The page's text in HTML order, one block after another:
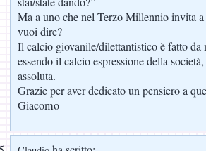
Ma a uno che nel Terzo Millennio invita a
vuoi dire?
Il calcio giovanile/dilettantistico è fatto da
essendo il calcio espressione della
assoluta.
Grazie per aver dedicato un pensiero a
Giacomo